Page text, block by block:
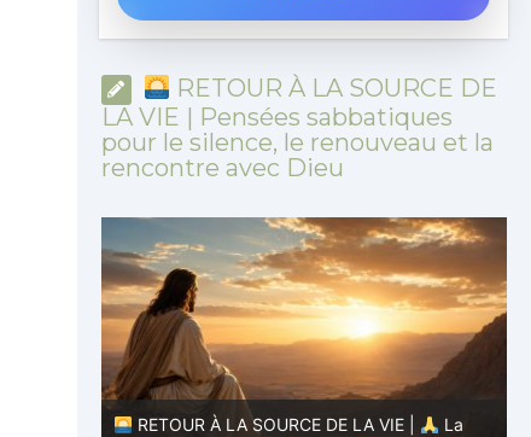
RETOUR À LA SOURCE DE
LA VIE | Pensées sabbatiques
pour le silence, le renouveau et la
rencontre avec Dieu
RETOUR À LA SOURCE DE LA VIE |
La
prière qui transforme le cœur |
7.Comme